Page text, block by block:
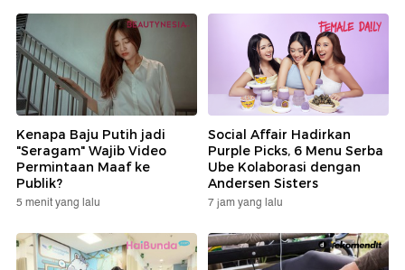
Kenapa Baju Putih jadi
"Seragam" Wajib Video
Permintaan Maaf ke
Publik?
5 menit yang lalu
Social Affair Hadirkan
Purple Picks, 6 Menu Serba
Ube Kolaborasi dengan
Andersen Sisters
7 jam yang lalu